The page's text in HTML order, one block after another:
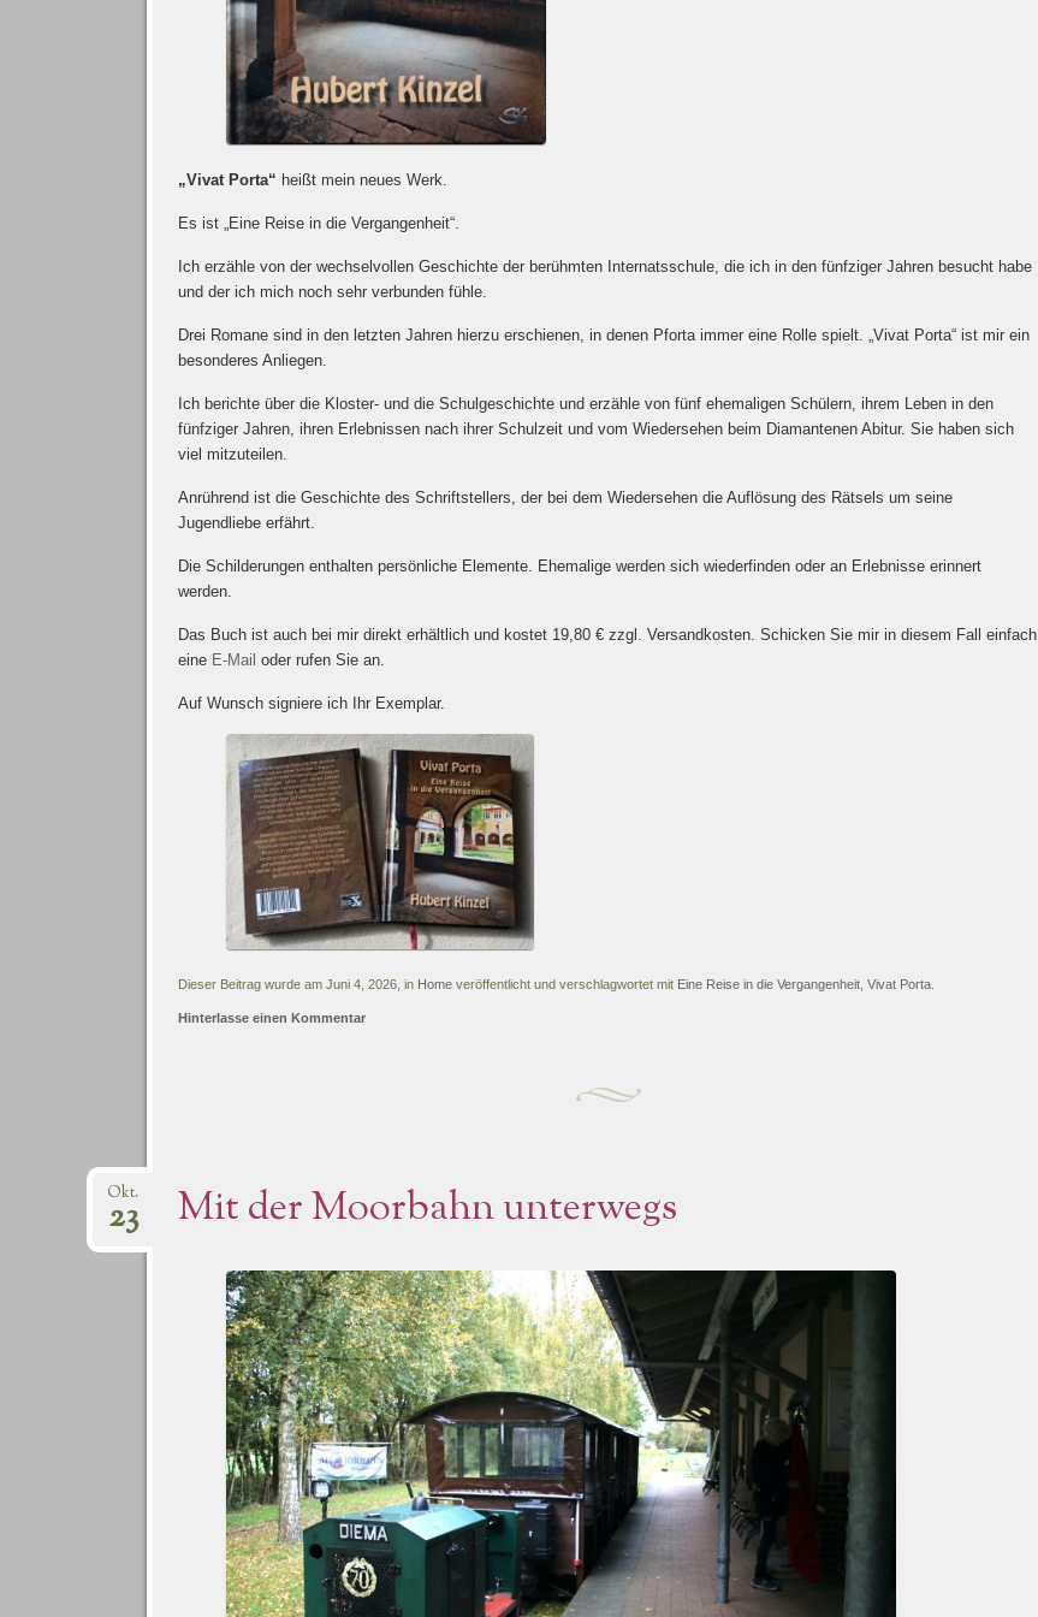
„Vivat Porta“ heißt mein neues Werk.
Es ist „Eine Reise in die Vergangenheit“.
Ich erzähle von der wechselvollen Geschichte der berühmten Internatsschule, die ich in den fünfziger Jahren besucht habe
und der ich mich noch sehr verbunden fühle.
Drei Romane sind in den letzten Jahren hierzu erschienen, in denen Pforta immer eine Rolle spielt. „Vivat Porta“ ist mir ein
besonderes Anliegen.
Ich berichte über die Kloster- und die Schulgeschichte und erzähle von fünf ehemaligen Schülern, ihrem Leben in den
fünfziger Jahren, ihren Erlebnissen nach ihrer Schulzeit und vom Wiedersehen beim Diamantenen Abitur. Sie haben sich
viel mitzuteilen.
Anrührend ist die Geschichte des Schriftstellers, der bei dem Wiedersehen die Auflösung des Rätsels um seine
Jugendliebe erfährt.
Die Schilderungen enthalten persönliche Elemente. Ehemalige werden sich wiederfinden oder an Erlebnisse erinnert
werden.
Das Buch ist auch bei mir direkt erhältlich und kostet 19,80 € zzgl. Versandkosten. Schicken Sie mir in diesem Fall einfach
eine E-Mail oder rufen Sie an.
Auf Wunsch signiere ich Ihr Exemplar.
Dieser Beitrag wurde am Juni 4, 2026, in Homeveröffentlicht und verschlagwortet mit Eine Reise in die Vergangenheit, Vivat Porta.
Hinterlasse einen Kommentar
Mit der Moorbahn unterwegs
Okt.
23